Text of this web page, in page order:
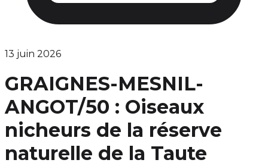
13 juin 2026
GRAIGNES-MESNIL-
ANGOT/50 : Oiseaux
nicheurs de la réserve
naturelle de la Taute